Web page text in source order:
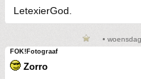
LetexierGod.
•
FOK!Fotograaf
Zorro